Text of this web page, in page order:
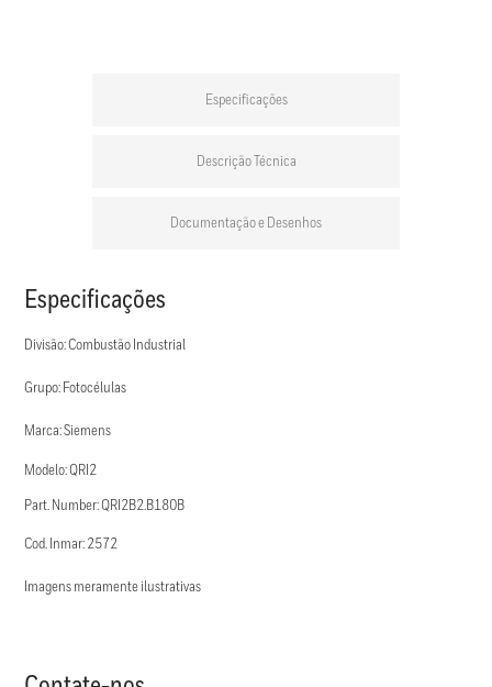
Especificações
Descrição Técnica
Documentação e Desenhos
Especificações
Divisão: Combustão Industrial
Grupo: Fotocélulas
Marca: Siemens
Modelo: QRI2
Part. Number: QRI2B2.B180B
Cod. Inmar: 2572
Imagens meramente ilustrativas